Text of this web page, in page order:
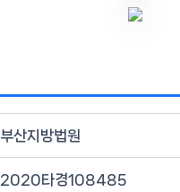
부산지방법원
2020타경108485